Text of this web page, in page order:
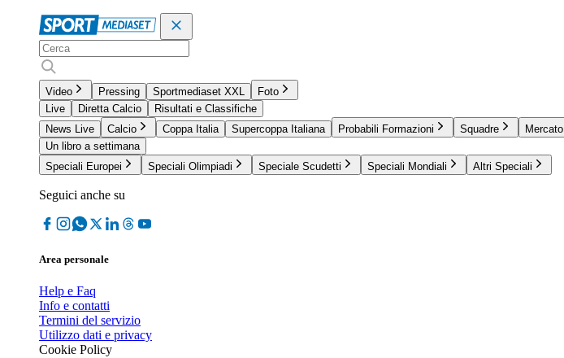
Video Pressing Sportmediaset XXL
Foto
Live
Diretta Calcio
Risultati e Classifiche
News Live
Calcio Coppa Italia Supercoppa Italiana Probabili Formazioni Squadre Mercato
Un libro a settimana
Speciali Europei
Speciali Olimpiadi Speciale Scudetti Speciali Mondiali Altri Speciali
Seguici anche su
Area personale
Help e Faq
Info e contatti
Termini del servizio
Utilizzo dati e privacy
Cookie Policy